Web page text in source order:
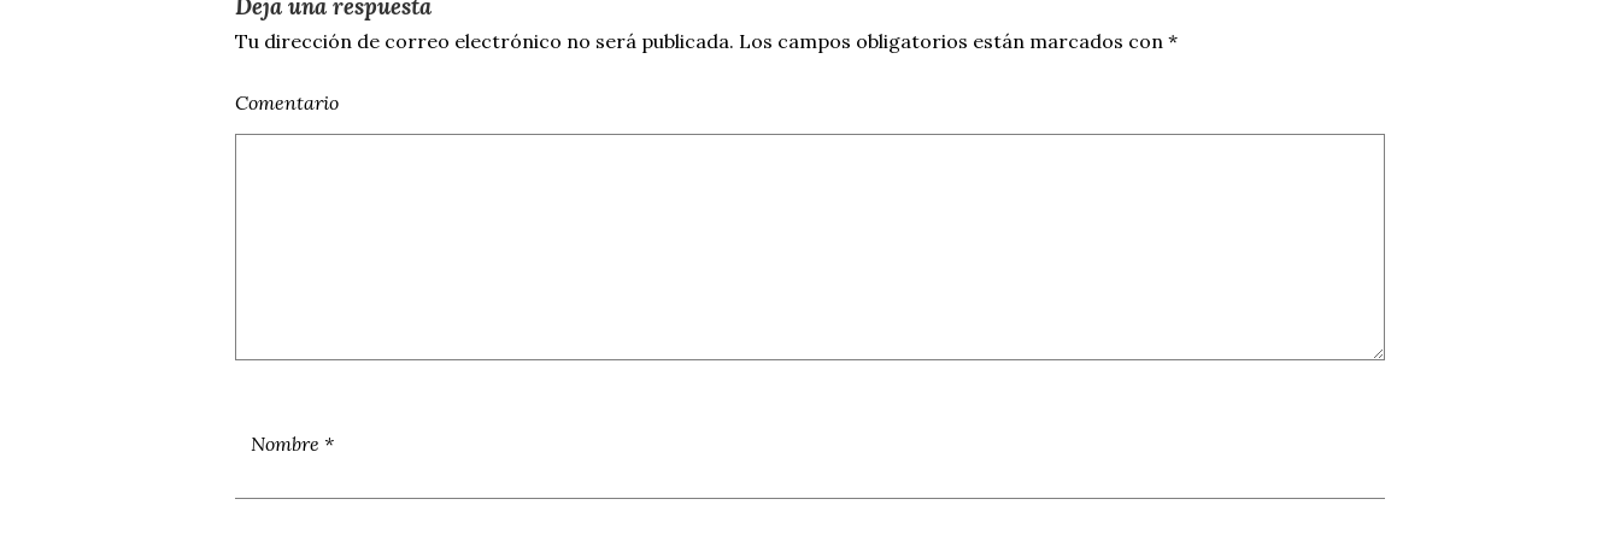
Deja una respuesta
Tu dirección de correo electrónico no será publicada. Los campos obligatorios están marcados con *
Comentario
Nombre *